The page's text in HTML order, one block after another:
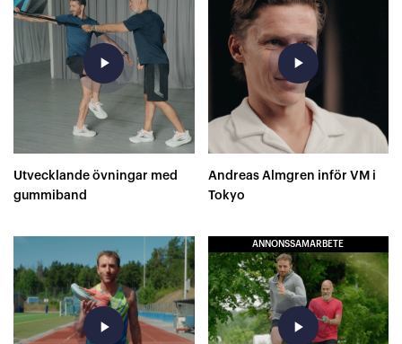
play_arrow
Utvecklande övningar med
gummiband
play_arrow
Andreas Almgren inför VM i
Tokyo
play_arrow
ANNONSSAMARBETE
play_arrow